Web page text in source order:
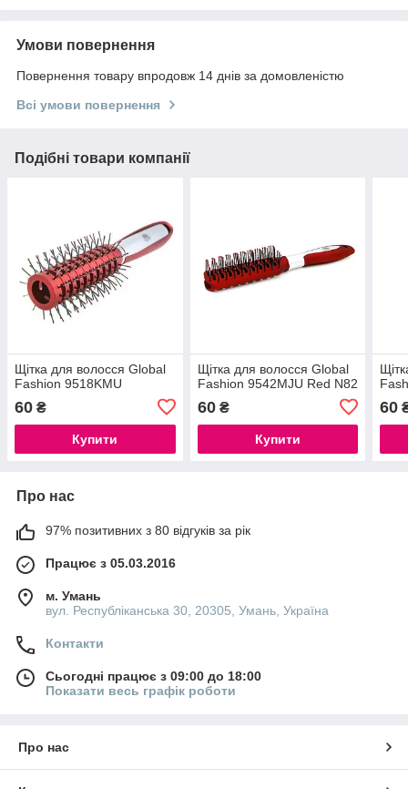
Умови повернення
Повернення товару впродовж 14 днів за домовленістю
Всі умови повернення
Подібні товари компанії
Щітка для волосся Global
Fashion 9518KMU
60 ₴
Купити
Щітка для волосся Global
Fashion 9542MJU Red N82
60₴
Купити
60
Про нас
97% позитивних з 80 відгуків за рік
Працює з 05.03.2016
м. Умань
вул. Республіканська 30, 20305, Умань, Україна
Контакти
Сьогодні працює з 09:00 до 18:00
Показати весь графік роботи
Про нас